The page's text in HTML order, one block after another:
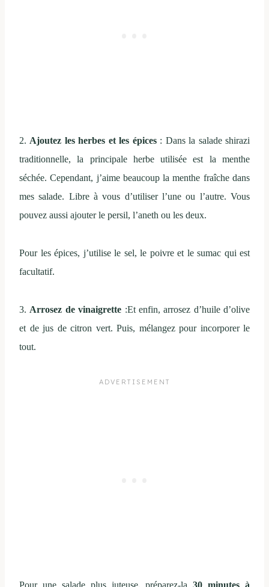
2. Ajoutez les herbes et les épices: Dans la salade shirazi
traditionnelle, la principale herbe utilisée est la menthe
séchée. Cependant, j’aime beaucoup la menthe fraîche dans
mes salade. Libre à vous d’utiliser l’une ou l’autre. Vous
pouvez aussi ajouter le persil, l’aneth ou les deux.
Pour les épices, j’utilise le sel, le poivre et le sumac qui est
facultatif.
3. Arrosez de vinaigrette :Et enfin, arrosez d’huile d’olive
et de jus de citron vert. Puis, mélangez pour incorporer le
tout.
Pour une salade plus juteuse, préparez-la30 minutes à